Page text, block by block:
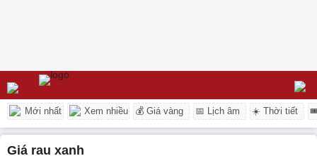
Mới nhất Xem nhiều 💰 Giá vàng 📅 Lịch âm ☀️ Thời tiết
giá rau xanh